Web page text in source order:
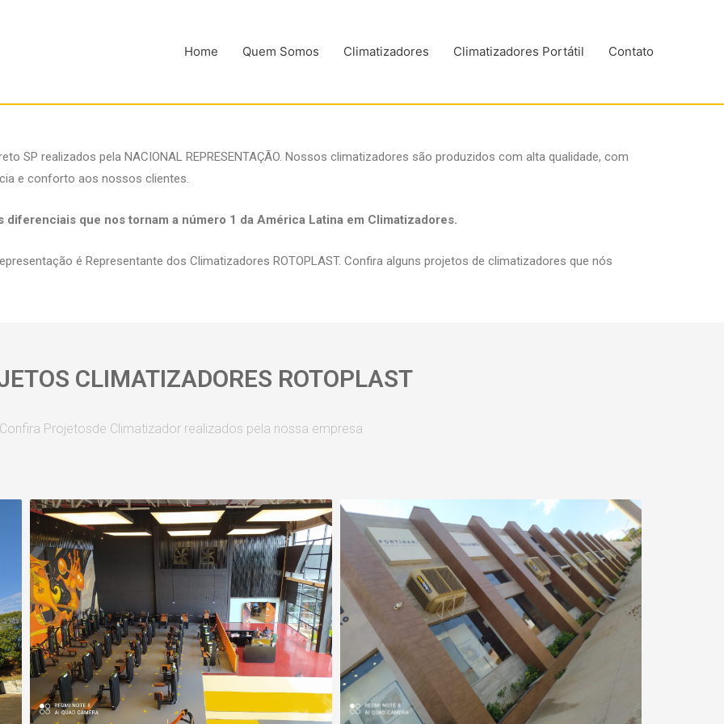
Home Quem Somos Climatizadores Climatizadores Portátil Contato
SP realizados pela NACIONAL REPRESENTAÇÃO. Nossos climatizadores são produzidos com alta qualidade, com
e conforto aos nossos clientes.
que nos tornam a número 1 da América Latina em Climatizadores.
é Representante dos Climatizadores ROTOPLAST. Confira alguns projetos de climatizadores que nós
CLIMATIZADORES ROTOPLAST
Confira Projetosde Climatizador realizados pela nossa empresa